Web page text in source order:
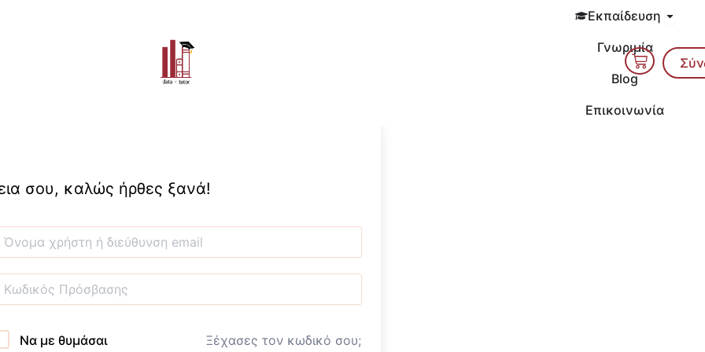
Εκπαίδευση Open
Γνωριμία
Blog
Επικοινωνία
Cart
σου, καλώς ήρθες ξανά!
Να με θυμάσαι Ξέχασες τον κωδικό σου;